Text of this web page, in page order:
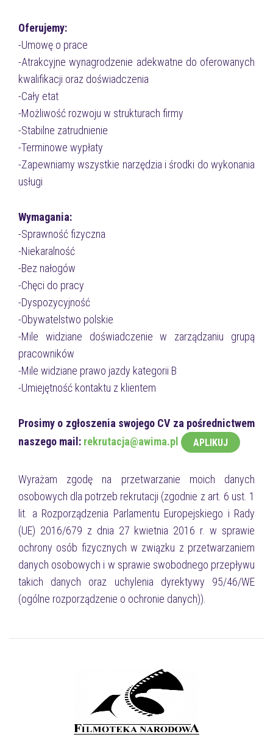
Oferujemy:
-Umowę o prace
-Atrakcyjne wynagrodzenie adekwatne do oferowanych
kwalifikacji oraz doświadczenia
-Cały etat
-Możliwość rozwoju w strukturach firmy
-Stabilne zatrudnienie
-Terminowe wypłaty
-Zapewniamy wszystkie narzędzia i środki do wykonania
usługi
Wymagania:
-Sprawność fizyczna
-Niekaralność
-Bez nałogów
-Chęci do pracy
-Dyspozycyjność
-Obywatelstwo polskie
-Mile widziane doświadczenie w zarządzaniu grupą
pracowników
-Mile widziane prawo jazdy kategorii B
-Umiejętność kontaktu z klientem
Prosimy o zgłoszenia swojego CV za pośrednictwem
naszego mail: rekrutacja@awima.pl APLIKUJ
Wyrażam zgodę na przetwarzanie moich danych
osobowych dla potrzeb rekrutacji (zgodnie z art. 6 ust. 1
lit. a Rozporządzenia Parlamentu Europejskiego i Rady
(UE) 2016/679 z dnia 27 kwietnia 2016 r. w sprawie
ochrony osób fizycznych w związku z przetwarzaniem
danych osobowych i w sprawie swobodnego przepływu
takich danych oraz uchylenia dyrektywy 95/46/WE
(ogólne rozporządzenie o ochronie danych)).